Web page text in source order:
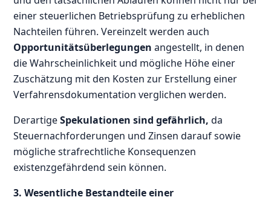
einer steuerlichen Betriebsprüfung zu erheblichen
Nachteilen führen. Vereinzelt werden auch
Opportunitätsüberlegungen angestellt, in denen
die Wahrscheinlichkeit und mögliche Höhe einer
Zuschätzung mit den Kosten zur Erstellung einer
Verfahrensdokumentation verglichen werden.
DerartigeSpekulationen sind gefährlich, da
Steuernachforderungen und Zinsen darauf sowie
mögliche strafrechtliche Konsequenzen
existenzgefährdend sein können.
3. Wesentliche Bestandteile einer